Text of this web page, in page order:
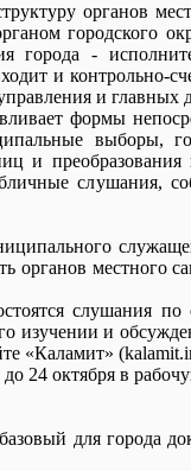
органов
городского
города -
и контрольно-
и
формы
выборы,
и преобразования
слушания,
органов местного
слушания по
изучении и
«Каламит»
октября в
для города